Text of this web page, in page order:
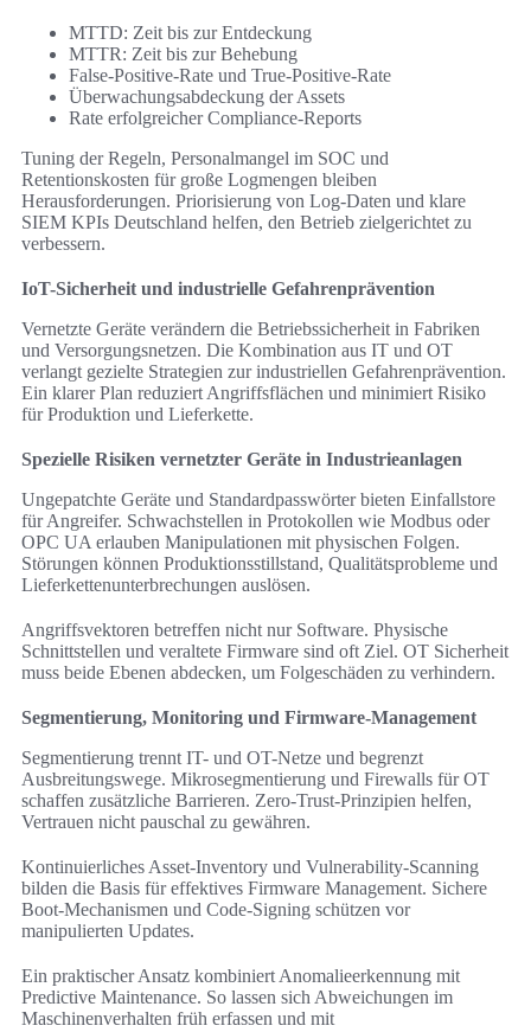
MTTD: Zeit bis zur Entdeckung
MTTR: Zeit bis zur Behebung
False-Positive-Rate und True-Positive-Rate
Überwachungsabdeckung der Assets
Rate erfolgreicher Compliance-Reports
Tuning der Regeln, Personalmangel im SOC und
Retentionskosten für große Logmengen bleiben
Herausforderungen. Priorisierung von Log-Daten und klare
SIEM KPIs Deutschland helfen, den Betrieb zielgerichtet zu
verbessern.
IoT-Sicherheit und industrielle Gefahrenprävention
Vernetzte Geräte verändern die Betriebssicherheit in Fabriken
und Versorgungsnetzen. Die Kombination aus IT und OT
verlangt gezielte Strategien zur industriellen Gefahrenprävention.
Ein klarer Plan reduziert Angriffsflächen und minimiert Risiko
für Produktion und Lieferkette.
Spezielle Risiken vernetzter Geräte in Industrieanlagen
Ungepatchte Geräte und Standardpasswörter bieten Einfallstore
für Angreifer. Schwachstellen in Protokollen wie Modbus oder
OPC UA erlauben Manipulationen mit physischen Folgen.
Störungen können Produktionsstillstand, Qualitätsprobleme und
Lieferkettenunterbrechungen auslösen.
Angriffsvektoren betreffen nicht nur Software. Physische
Schnittstellen und veraltete Firmware sind oft Ziel. OT Sicherheit
muss beide Ebenen abdecken, um Folgeschäden zu verhindern.
Segmentierung, Monitoring und Firmware-Management
Segmentierung trennt IT- und OT-Netze und begrenzt
Ausbreitungswege. Mikrosegmentierung und Firewalls für OT
schaffen zusätzliche Barrieren. Zero-Trust-Prinzipien helfen,
Vertrauen nicht pauschal zu gewähren.
Kontinuierliches Asset-Inventory und Vulnerability-Scanning
bilden die Basis für effektives Firmware Management. Sichere
Boot-Mechanismen und Code-Signing schützen vor
manipulierten Updates.
Ein praktischer Ansatz kombiniert Anomalieerkennung mit
Predictive Maintenance. So lassen sich Abweichungen im
Maschinenverhalten früh erfassen und mit